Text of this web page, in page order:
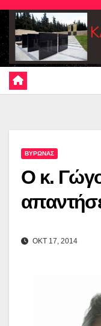
Skip
content
ΒΥΡΩΝΑΣ
Ο κ.
ΟΚΤ 17, 2014